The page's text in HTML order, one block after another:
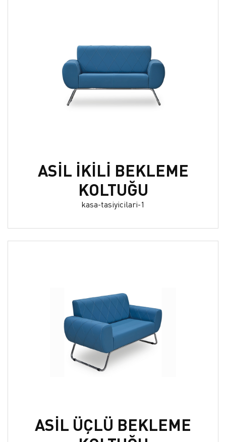
ASİL İKİLİ BEKLEME
KOLTUĞU
kasa-tasiyicilari-1
ASİL ÜÇLÜ BEKLEME